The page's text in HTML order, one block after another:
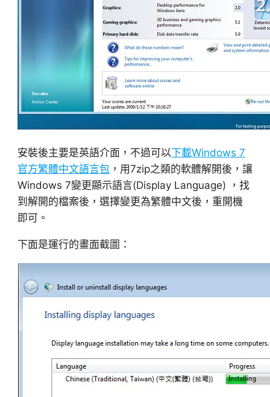
安裝後主要是英語介面，不過可以下載Windows 7
官方繁體中文語言包，用7zip之類的軟體解開後，讓
Windows 7變更顯示語言(Display Language) ，找
到解開的檔案後，選擇變更為繁體中文後，重開機
即可。
下面是運行的畫面截圖：